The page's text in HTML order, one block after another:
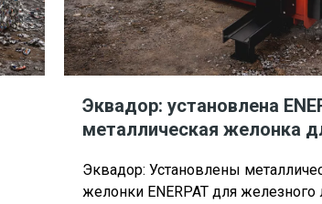
Эквадор: установлена
металлическая желонка
Эквадор: Установлены
желонки ENERPAT для железного